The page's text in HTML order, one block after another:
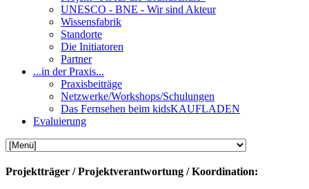
UNESCO - BNE - Wir sind Akteur
Wissensfabrik
Standorte
Die Initiatoren
Partner
...in der Praxis...
Praxisbeiträge
Netzwerke/Workshops/Schulungen
Das Fernsehen beim kidsKAUFLADEN
Evaluierung
Projektträger / Projektverantwortung / Koordination: